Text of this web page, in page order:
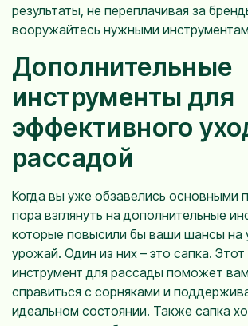
результаты, не переплачивая за
вооружайтесь нужными
Дополнительные
инструменты для
эффективного
рассадой
Когда вы уже обзавелись основными
пора взглянуть на дополнительные
которые повысили бы ваши шансы на
урожай. Один из них – это сапка.
инструмент для рассады поможет
справиться с сорняками и
идеальном состоянии. Также сапка